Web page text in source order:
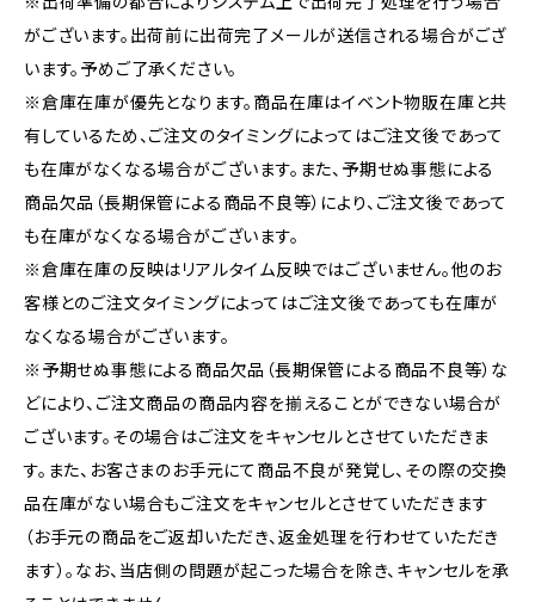
がございます。出荷前に出荷完了メールが送信される場合がござ
います。予めご了承ください。
※倉庫在庫が優先となります。商品在庫はイベント物販在庫と共
有しているため、ご注文のタイミングによってはご注文後であって
も在庫がなくなる場合がございます。また、予期せぬ事態による
商品欠品（長期保管による商品不良等）により、ご注文後であって
も在庫がなくなる場合がございます。
※倉庫在庫の反映はリアルタイム反映ではございません。他のお
客様とのご注文タイミングによってはご注文後であっても在庫が
なくなる場合がございます。
※予期せぬ事態による商品欠品（長期保管による商品不良等）な
どにより、ご注文商品の商品内容を揃えることができない場合が
ございます。その場合はご注文をキャンセルとさせていただきま
す。また、お客さまのお手元にて商品不良が発覚し、その際の交換
品在庫がない場合もご注文をキャンセルとさせていただきます
（お手元の商品をご返却いただき、返金処理を行わせていただき
ます）。なお、当店側の問題が起こった場合を除き、キャンセルを承